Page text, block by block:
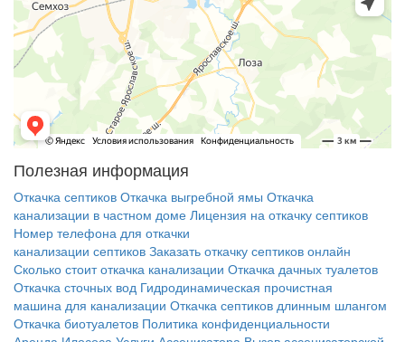
Полезная информация
Откачка септиков Откачка выгребной ямы Откачка
канализации в частном доме Лицензия на откачку септиков
Номер телефона для откачки
канализации септиков Заказать откачку септиков онлайн
Сколько стоит откачка канализации Откачка дачных туалетов
Откачка сточных вод Гидродинамическая прочистная
машина для канализации Откачка септиков длинным шлангом
Откачка биотуалетов Политика конфиденциальности